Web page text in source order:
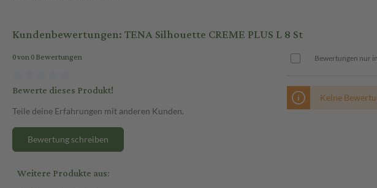
Kundenbewertungen: TENA Silhouette CREME PLUS L 8 St
0 von 0 Bewertungen
Bewerte dieses Produkt!
Teile deine Erfahrungen mit anderen Kunden.
Bewertung schreiben
Bewertungen nur
Keine
Weitere Produkte aus: